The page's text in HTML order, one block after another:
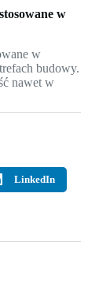
w
w
budowy.
nawet w
LinkedIn